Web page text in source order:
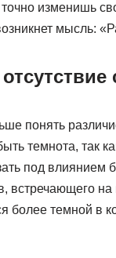
изменишь
мысль:
понять
темнота, так
под влиянием
встречающего на
более темной в